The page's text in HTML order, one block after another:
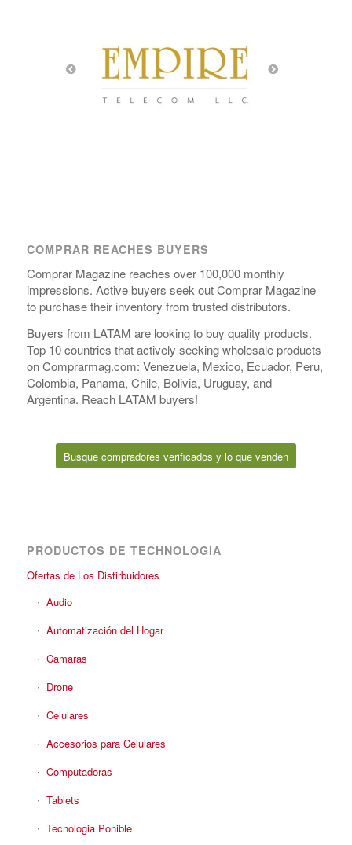
COMPRAR REACHES BUYERS
Comprar Magazine reaches over 100,000 monthly
impressions. Active buyers seek out Comprar Magazine
to purchase their inventory from trusted distributors.
Buyers from LATAM are looking to buy quality products.
Top 10 countries that actively seeking wholesale products
on Comprarmag.com: Venezuela, Mexico, Ecuador, Peru,
Colombia, Panama, Chile, Bolivia, Uruguay, and
Argentina. Reach LATAM buyers!
Busque compradores verificados y lo que venden
PRODUCTOS DE TECHNOLOGIA
Ofertas de Los Distirbuidores
Audio
Automatización del Hogar
Camaras
Drone
Celulares
Accesorios para Celulares
Computadoras
Tablets
Tecnologia Ponible